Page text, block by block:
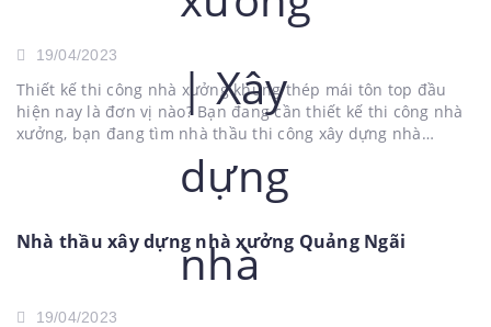
19/04/2023
Thiết kế thi công nhà xưởng khung thép mái tôn top đầu
hiện nay là đơn vị nào? Bạn đang cần thiết kế thi công nhà
xưởng, bạn đang tìm nhà thầu thi công xây dựng nhà
xưởng? Bạn chưa biết đơn vị nào uy Tín để lựa chọn thiết...
Nhà thầu xây dựng nhà xưởng Quảng Ngãi
19/04/2023